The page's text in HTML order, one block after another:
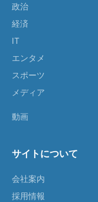
政治
経済
IT
エンタメ
スポーツ
メディア
動画
サイトについて
会社案内
採用情報